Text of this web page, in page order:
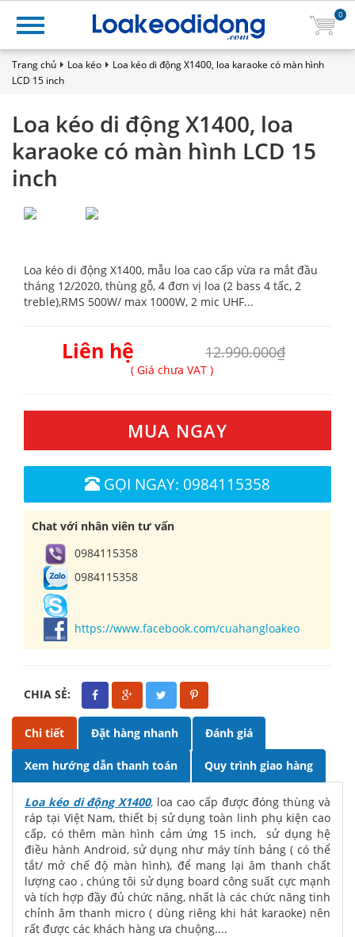
0
Trang chủ Loa kéo
Loa kéo di động X1400, loa karaoke có màn hình
LCD 15 inch
Loa kéo di động X1400, loa
karaoke có màn hình LCD 15
inch
Loa kéo di động X1400, mẫu loa cao cấp vừa ra mắt đầu
tháng 12/2020, thùng gỗ, 4 đơn vị loa (2 bass 4 tấc, 2
treble),RMS 500W/ max 1000W, 2 mic UHF...
Liên hệ 12.990.000₫
( Giá chưa VAT )
MUA NGAY
GỌI NGAY: 0984115358
Chat với nhân viên tư vấn
0984115358
0984115358
https://www.facebook.com/cuahangloakeo
CHIA SẺ:
Chi tiết Đặt hàng nhanh Đánh giá
Xem hướng dẫn thanh toán Quy trình giao hàng
Loa kéo di động X1400, loa cao cấp được đóng thùng và
ráp tại Việt Nam, thiết bị sử dụng toàn linh phụ kiện cao
cấp, có thêm màn hình cảm ứng 15 inch, sử dụng hệ
điều hành Android, sử dụng như máy tính bảng ( có thể
tắt/ mở chế độ màn hình), để mang lại âm thanh chất
lượng cao , chúng tôi sử dụng board công suất cực mạnh
và tích hợp đầy đủ chức năng, nhất là các chức năng tinh
chỉnh âm thanh micro ( dùng riêng khi hát karaoke) nên
rất được các khách hàng ưa chuộng....